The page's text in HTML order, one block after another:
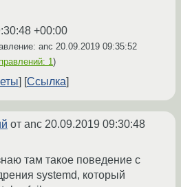
+00:00
anc 20.09.2019 09:35:52
1)
Ссылка
от anc 20.09.2019 09:30:48
там такое поведение с
systemd, который